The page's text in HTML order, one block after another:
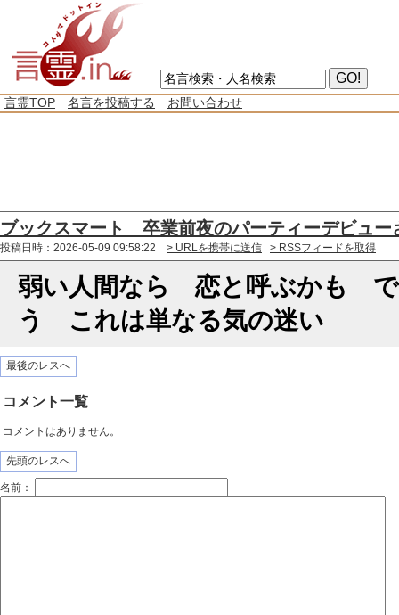
言霊TOP 名言を投稿する お問い合わせ
ブックスマート 卒業前夜のパーティーデビュー
投稿日時：2026-05-09 09:58:22 > URLを携帯に送信 > RSSフィードを取得
弱い人間なら 恋と呼ぶかも で
う これは単なる気の迷い
最後のレスへ
コメント一覧
コメントはありません。
先頭のレスへ
名前：